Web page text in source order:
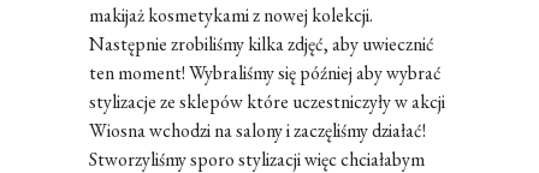
makijaż kosmetykami z nowej kolekcji.
Następnie zrobiliśmy kilka zdjęć, aby uwiecznić
ten moment! Wybraliśmy się później aby wybrać
stylizacje ze sklepów które uczestniczyły w akcji
Wiosna wchodzi na salony i zaczęliśmy działać!
Stworzyliśmy sporo stylizacji więc chciałabym